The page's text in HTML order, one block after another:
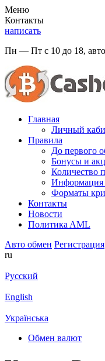
Меню
Контакты
написать
Пн — Пт с 10 до 18,
Главная
Личный
Правила
До первого
Бонусы и
Количество
Информация
Форматы
Контакты
Новости
Политикa AML
Авто обмен Регистрация
ru
Русский
English
Українська
Обмен валют